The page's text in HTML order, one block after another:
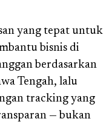
yang tepat untuk
bisnis di
berdasarkan
Tengah, lalu
tracking yang
— bukan